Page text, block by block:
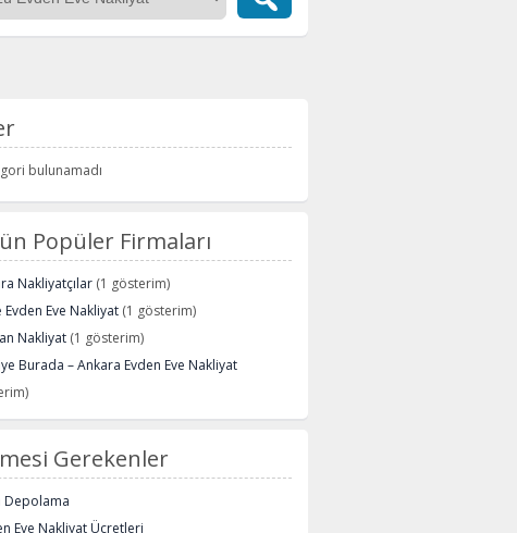
bulunamadı
Popüler Firmaları
Nakliyatçılar (1 gösterim)
Evden Eve Nakliyat (1 gösterim)
Nakliyat (1 gösterim)
Burada – Ankara Evden Eve Nakliyat
Gerekenler
Depolama
Eve Nakliyat Ücretleri